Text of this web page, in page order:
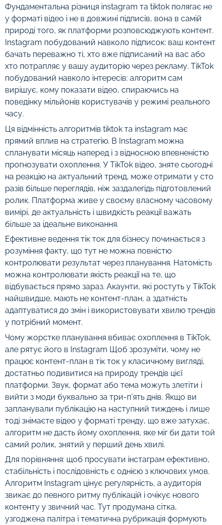
Фундаментальна різниця instagram та tiktok полягає не
у форматі відео і не в довжині підписів, вона в самій
природі того, як платформи розповсюджують контент.
Instagram побудований навколо підписок: ваш контент
бачать переважно ті, хто вже підписаний на вас або
хто потрапляє у вашу аудиторію через рекламу. TikTok
побудований навколо інтересів: алгоритм сам
вирішує, кому показати відео, спираючись на
поведінку мільйонів користувачів у режимі реального
часу.
Ця відмінність алгоритмів tiktok та instagram має
прямий вплив на стратегію. В Instagram можна
спланувати місяць наперед і з відносною впевненістю
прогнозувати охоплення. У TikTok відео, зняте сьогодні
на реакцію на актуальний тренд, може отримати у сто
разів більше переглядів, ніж заздалегідь підготовлений
ролик. Платформа живе у своєму власному часовому
вимірі, де актуальність і швидкість реакції важать
більше за ідеальне виконання.
Ефективне ведення тік ток для бізнесу починається з
розуміння факту, що тут не можна повністю
контролювати результат через планування. Натомість
можна контролювати якість реакції на те, що
відбувається прямо зараз. Акаунти, які ростуть у TikTok
найшвидше, мають не контент-план, а здатність
адаптуватися до змін і використовувати хвилю трендів
у потрібний момент.
Чому жорстке планування вбиває охоплення в TikTok,
але рятує його в Instagram Щоб зрозуміти, чому не
працює контент-план в тік ток у класичному вигляді,
достатньо подивитися на природу трендів цієї
платформи. Звук, формат або тема можуть злетіти і
вийти з моди буквально за три-п’ять днів. Якщо ви
запланували публікацію на наступний тиждень і лише
тоді знімаєте відео у форматі тренду, що вже затухає,
алгоритм не дасть йому охоплення, яке міг би дати той
самий ролик, знятий у перший день хвилі.
Для порівняння: щоб просувати інстаграм ефективно,
стабільність і послідовність є однією з ключових умов.
Алгоритм Instagram цінує регулярність, а аудиторія
звикає до певного ритму публікацій і очікує нового
контенту у звичний час. Тут продумана сітка,
узгоджена палітра і тематична рубрикація формують